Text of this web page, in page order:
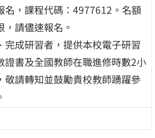
名，課程代碼：4977612。名額
，請儘速報名。
完成研習者，提供本校電子研習
證書及全國教師在職進修時數2小
敬請轉知並鼓勵貴校教師踴躍參